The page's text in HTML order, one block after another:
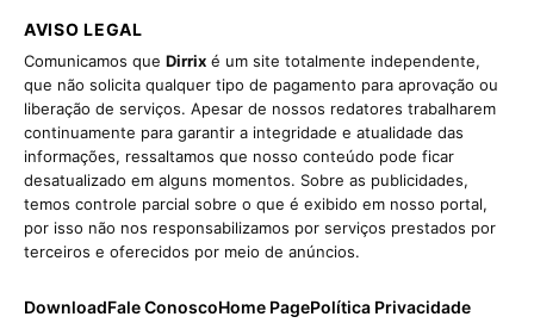
AVISO LEGAL
Comunicamos que Dirrix é um site totalmente independente,
que não solicita qualquer tipo de pagamento para aprovação ou
liberação de serviços. Apesar de nossos redatores trabalharem
continuamente para garantir a integridade e atualidade das
informações, ressaltamos que nosso conteúdo pode ficar
desatualizado em alguns momentos. Sobre as publicidades,
temos controle parcial sobre o que é exibido em nosso portal,
por isso não nos responsabilizamos por serviços prestados por
terceiros e oferecidos por meio de anúncios.
DownloadFale ConoscoHome PagePolítica Privacidade